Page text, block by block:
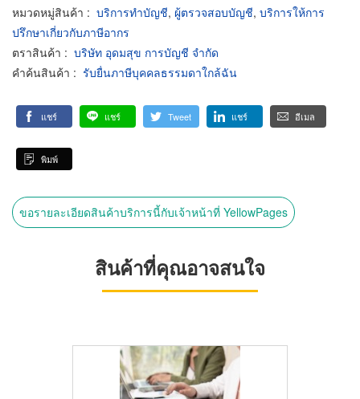
หมวดหมู่สินค้า : บริการทำบัญชี, ผู้ตรวจสอบบัญชี, บริการให้การ
ปรึกษาเกี่ยวกับภาษีอากร
ตราสินค้า : บริษัท อุดมสุข การบัญชี จำกัด
คำค้นสินค้า : รับยื่นภาษีบุคคลธรรมดาใกล้ฉัน
แชร์ แชร์ Tweet แชร์ อีเมล
พิมพ์
ขอรายละเอียดสินค้าบริการนี้กับเจ้าหน้าที่ YellowPages
สินค้าที่คุณอาจสนใจ